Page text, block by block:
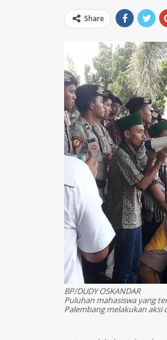
Share
BP/DUDY OSKANDAR
Puluhan mahasiswa yang
Palembang melakukan aksi